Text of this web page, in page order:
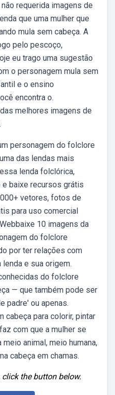
requerida imagens de
que uma mulher que
mula sem cabeça. A
pelo pescoço,
eu trago uma sugestão
o personagem mula sem
e o ensino
encontra o.
melhores imagens de
personagem do folclore
das lendas mais
lenda folclórica,
e baixe recursos grátis
vetores, fotos de
para uso comercial
10 imagens da
do folclore
por ter relações com
e sua origem.
do folclore
— que também pode ser
padre' ou apenas.
cabeça para colorir, pintar
com que a mulher se
animal, meio humana,
cabeça em chamas.
the button below.